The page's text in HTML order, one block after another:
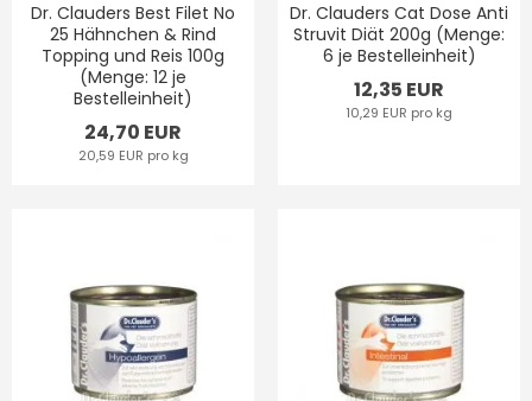
Dr. Clauders Best Filet No
25 Hähnchen & Rind
Topping und Reis 100g
(Menge: 12 je
Bestelleinheit)
24,70 EUR
20,59 EUR pro kg
Dr. Clauders Cat Dose Anti
Struvit Diät 200g (Menge:
6 je Bestelleinheit)
12,35 EUR
10,29 EUR pro kg